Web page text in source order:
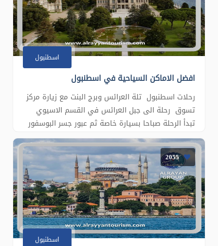
اسطنبول
افضل الاماكن السياحية في اسطنبول
رحلات اسطنبول تلة العرائس وبرج البنت مع زيارة مركز
تسوق رحلة الى جبل العرائس في القسم الاسيوي
تبدأ الرحلة صباحا بسيارة خاصة ثم عبور جسر البوسفور
ومشاهدة اسطنبول بالكامل حيث الاطلالة الساحرة ثم
الصعود الى قمة التلة حيث تكون اسطنبول امامك
بشكل بانورامي رائع وزيارة اكبر مسجد في تركيا ثم
الت�
2055
اسطنبول